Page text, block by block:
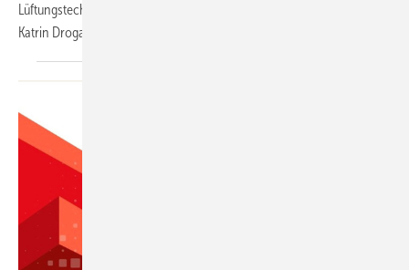
Lüftungstechnik zunehmend an Bedeutung, wie SBZ-Redakteurin
Katrin Drogatz-Krämer